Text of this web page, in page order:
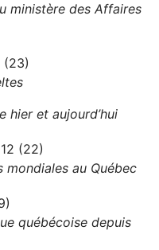
ministère des Affaires
(23)
hier et aujourd’hui
(22)
mondiales au Québec
québécoise depuis